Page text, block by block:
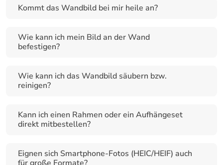
Kommt das Wandbild bei mir heile an?
Wie kann ich mein Bild an der Wand
befestigen?
Wie kann ich das Wandbild säubern bzw.
reinigen?
Kann ich einen Rahmen oder ein Aufhängeset
direkt mitbestellen?
Eignen sich Smartphone-Fotos (HEIC/HEIF) auch